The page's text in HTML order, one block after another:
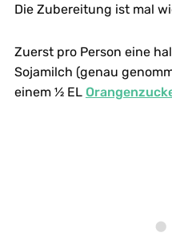
Die Zubereitung ist mal
Zuerst pro Person eine
Sojamilch (genau
einem ½ EL